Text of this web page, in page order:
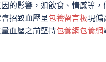
的影響，如飲食、情感等，
招致血壓呈包養留言板現偏
血壓之前堅持包養網包養網